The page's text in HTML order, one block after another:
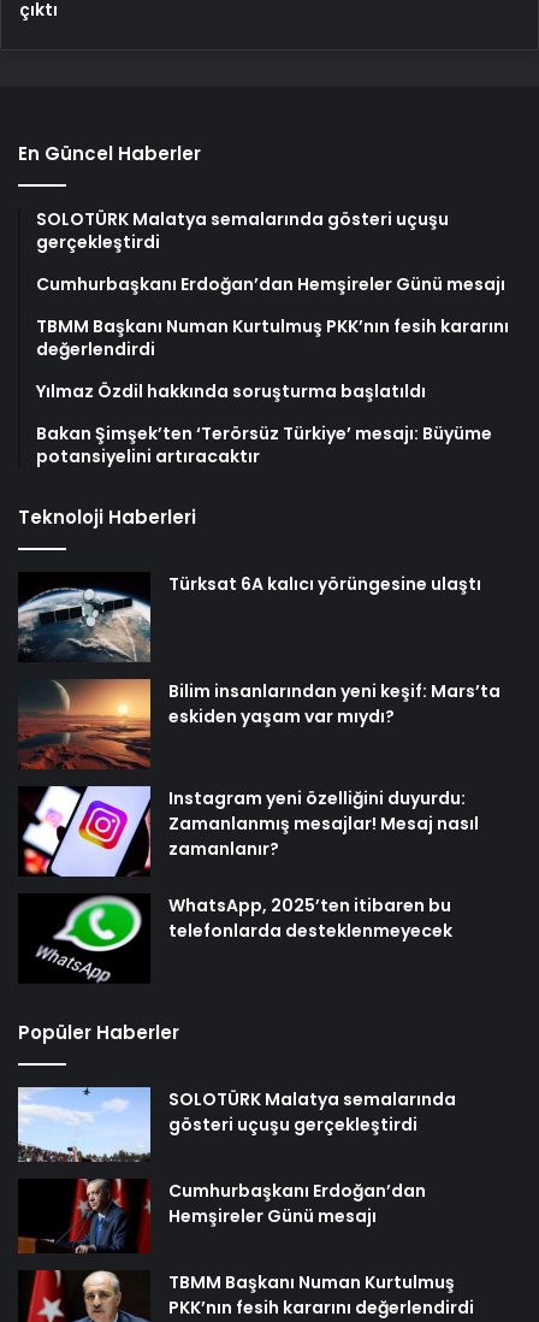
çıktı
En Güncel Haberler
SOLOTÜRK Malatya semalarında gösteri uçuşu
gerçekleştirdi
Cumhurbaşkanı Erdoğan’dan Hemşireler Günü mesajı
TBMM Başkanı Numan Kurtulmuş PKK’nın fesih kararını
değerlendirdi
Yılmaz Özdil hakkında soruşturma başlatıldı
Bakan Şimşek’ten ‘Terörsüz Türkiye’ mesajı: Büyüme
potansiyelini artıracaktır
Teknoloji Haberleri
Türksat 6A kalıcı yörüngesine ulaştı
Bilim insanlarından yeni keşif: Mars’ta
eskiden yaşam var mıydı?
Instagram yeni özelliğini duyurdu:
Zamanlanmış mesajlar! Mesaj nasıl
zamanlanır?
WhatsApp, 2025’ten itibaren bu
telefonlarda desteklenmeyecek
Popüler Haberler
SOLOTÜRK Malatya semalarında
gösteri uçuşu gerçekleştirdi
Cumhurbaşkanı Erdoğan’dan
Hemşireler Günü mesajı
TBMM Başkanı Numan Kurtulmuş
PKK’nın fesih kararını değerlendirdi